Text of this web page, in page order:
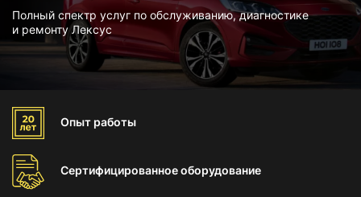
Полный спектр услуг по обслуживанию, диагностике
и ремонту Лексус
Опыт работы
Сертифицированноеоборудование